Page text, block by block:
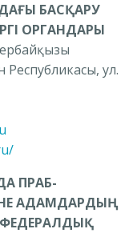
БАСҚАРУ
ОРГАНДАРЫ
ул.
ПРАБ-
АДАМДАРДЫҢ